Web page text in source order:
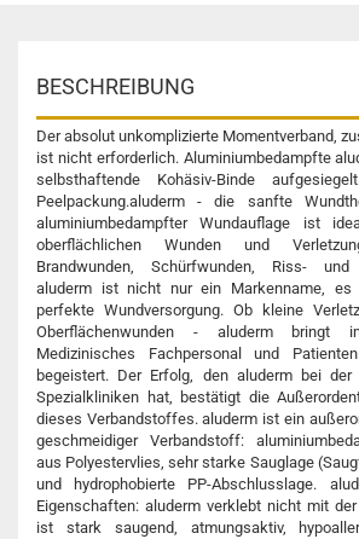
BESCHREIBUNG
Der absolut unkomplizierte Momentverband,
ist nicht erforderlich. Aluminiumbedampfte
selbsthaftende Kohäsiv-Binde
Peelpackung.aluderm - die sanfte
aluminiumbedampfter Wundauflage ist
oberflächlichen Wunden und
Brandwunden, Schürfwunden, Riss- und
aluderm ist nicht nur ein Markenname,
perfekte Wundversorgung. Ob kleine
Oberflächenwunden - aluderm bringt
Medizinisches Fachpersonal und
begeistert. Der Erfolg, den aluderm bei
Spezialkliniken hat, bestätigt die
dieses Verbandstoffes. aluderm ist ein
geschmeidiger Verbandstoff:
aus Polyestervlies, sehr starke Sauglage
und hydrophobierte PP-Abschlusslage.
Eigenschaften: aluderm verklebt nicht mit
ist stark saugend, atmungsaktiv,